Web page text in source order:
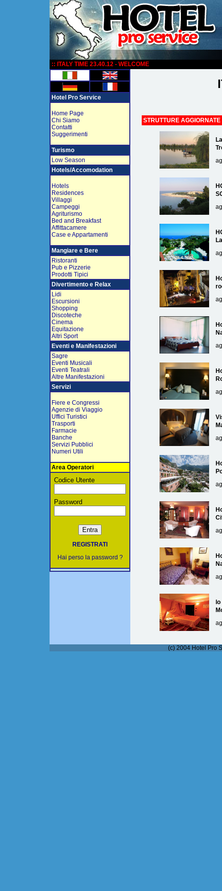
:: ITALY TIME 23.40.12 - WELCOME
Hotel Pro Service
Home Page
Chi Siamo
Contatti
Suggerimenti
Turismo
Low Season
Hotels/Accomodation
Hotels
Residences
Villaggi
Campeggi
Agriturismo
Bed and Breakfast
Affittacamere
Case e Appartamenti
Mangiare e Bere
Ristoranti
Pub e Pizzerie
Prodotti Tipici
Divertimento e Relax
Lidi
Escursioni
Shopping
Discoteche
Cinema
Equitazione
Altri Sport
Eventi e Manifestazioni
Sagre
Eventi Musicali
Eventi Teatrali
Altre Manifestazioni
Servizi
Fiere e Congressi
Agenzie di Viaggio
Uffici Turistici
Trasporti
Farmacie
Banche
Servizi Pubblici
Numeri Utili
Area Operatori
Codice Utente
Password
REGISTRATI
Hai perso la password ?
STRUTTURE
(c) 2004 Hotel Pro